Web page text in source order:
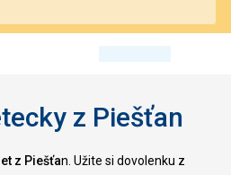
z Piešťan
let z Piešťan. Užite si dovolenku z